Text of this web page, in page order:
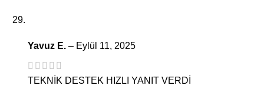
Yavuz E. – Eylül 11, 2025
TEKNİK DESTEK HIZLI YANIT VERDİ